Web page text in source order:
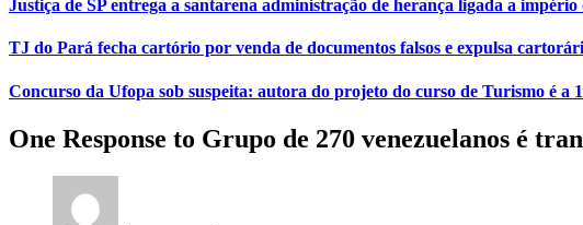
Justiça de SP entrega a santarena administração de herança ligada a império
TJ do Pará fecha cartório por venda de documentos falsos e expulsa
Concurso da Ufopa sob suspeita: autora do projeto do curso de Turismo é a
One Response to Grupo de 270 venezuelanos é